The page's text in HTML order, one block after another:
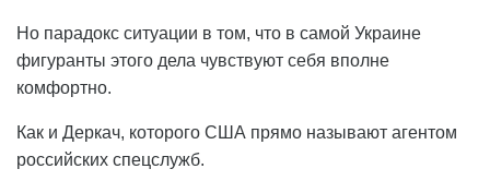
Но парадокс ситуации в том, что в самой Украине
фигуранты этого дела чувствуют себя вполне
комфортно.
Как и Деркач, которого США прямо называют агентом
российских спецслужб.